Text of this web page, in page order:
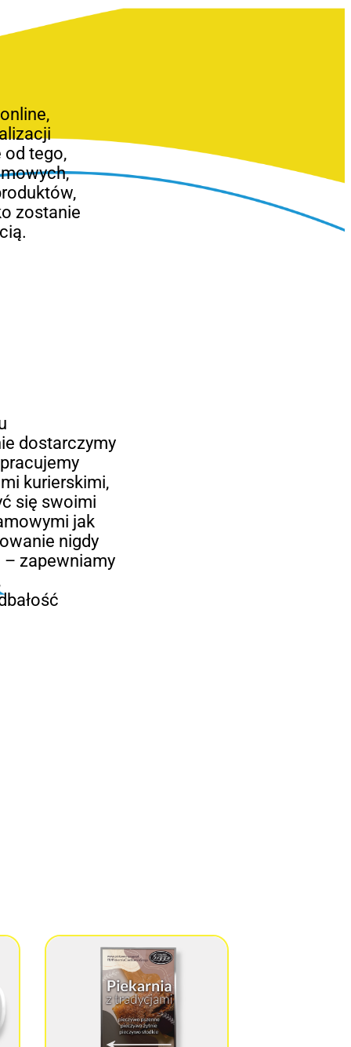
od tego,
zostanie
dostarczymy
kurierskimi,
się swoimi
jak
nigdy
– zapewniamy